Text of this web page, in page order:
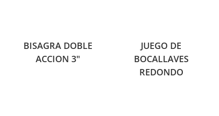
BISAGRA DOBLE
ACCION 3″
JUEGO DE
BOCALLAVES
REDONDO